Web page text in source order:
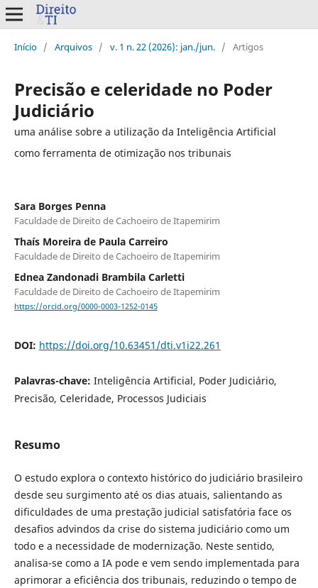
Início / Arquivos / v. 1 n. 22 (2026): jan./jun. / Artigos
Precisão e celeridade no Poder
Judiciário
uma análise sobre a utilização da Inteligência Artificial
como ferramenta de otimização nos tribunais
Sara Borges Penna
Faculdade de Direito de Cachoeiro de Itapemirim
Thaís Moreira de Paula Carreiro
Faculdade de Direito de Cachoeiro de Itapemirim
Ednea Zandonadi Brambila Carletti
Faculdade de Direito de Cachoeiro de Itapemirim
https://orcid.org/0000-0003-1252-0145
DOI: https://doi.org/10.63451/dti.v1i22.261
Palavras-chave: Inteligência Artificial, Poder Judiciário,
Precisão, Celeridade, Processos Judiciais
Resumo
O estudo explora o contexto histórico do judiciário brasileiro
desde seu surgimento até os dias atuais, salientando as
dificuldades de uma prestação judicial satisfatória face os
desafios advindos da crise do sistema judiciário como um
todo e a necessidade de modernização. Neste sentido,
analisa-se como a IA pode e vem sendo implementada para
aprimorar a eficiência dos tribunais, reduzindo o tempo de